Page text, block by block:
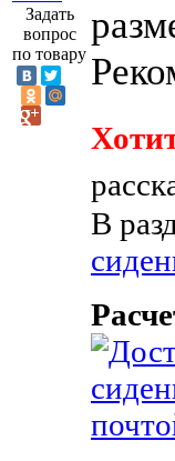
Задать
вопрос
по товару
В